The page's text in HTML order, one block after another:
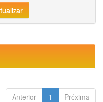
Anterior 1 Próxima